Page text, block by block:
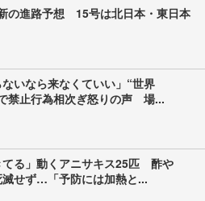
の進路予想 15号は北日本・東日本
ないなら来なくていい」“世界
禁止行為相次ぎ怒りの声 場...
てる」動くアニサキス25匹 酢や
滅せず…「予防には加熱と...